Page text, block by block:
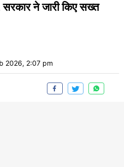
ने जारी किए सख्त
2026, 2:07 pm